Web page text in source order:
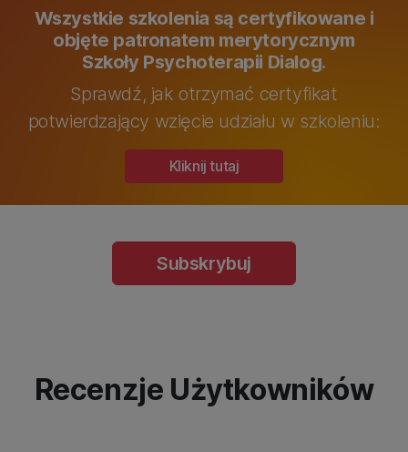
Wszystkie szkolenia są certyfikowane i
objęte patronatem merytorycznym
Szkoły Psychoterapii Dialog.
Sprawdź, jak otrzymać certyfikat
potwierdzający wzięcie udziału w szkoleniu:
Kliknij tutaj
Subskrybuj
Recenzje Użytkowników